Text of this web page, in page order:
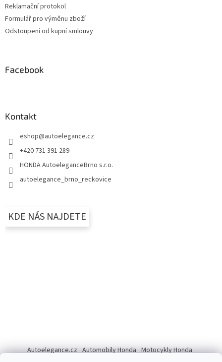
Reklamační protokol
Formulář pro výměnu zboží
Odstoupení od kupní smlouvy
Facebook
Kontakt
eshop@autoelegance.cz
+420 731 391 289
HONDA AutoeleganceBrno s.r.o.
autoelegance_brno_reckovice
KDE NÁS NAJDETE
Autoelegance.cz Automobily Honda Motocykly Honda